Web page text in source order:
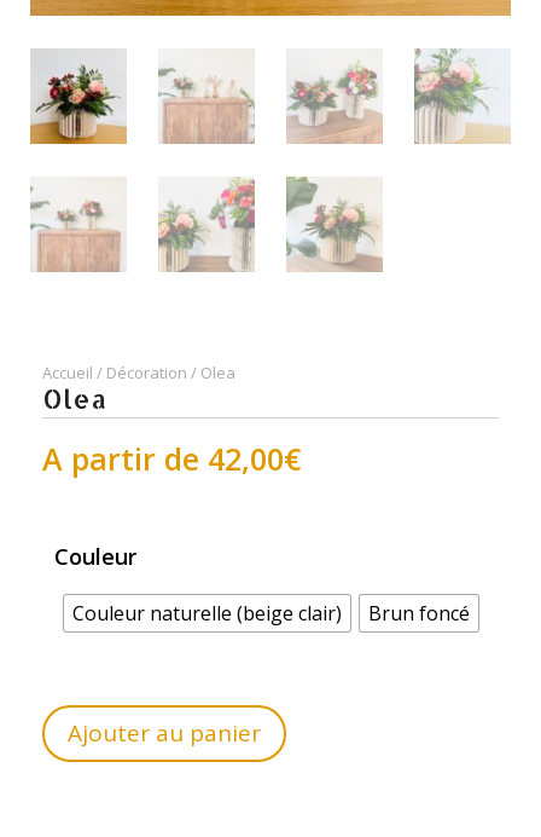
Accueil / Décoration / Olea
Olea
A partir de 42,00€
Couleur
Couleur naturelle (beige clair) Brun foncé
Ajouter au panier